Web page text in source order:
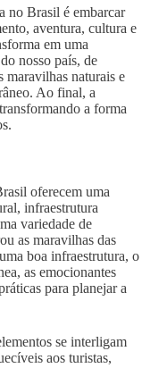
no Brasil é embarcar
aventura, cultura e
em uma
nosso país, de
maravilhas naturais e
Ao final, a
a forma
oferecem uma
infraestrutura
variedade de
as maravilhas das
boa infraestrutura, o
as emocionantes
para planejar a
se interligam
aos turistas,